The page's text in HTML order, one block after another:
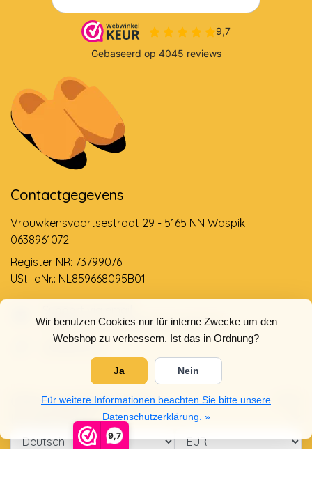
9,7
Wir benutzen Cookies nur für interne Zwecke um den
Webshop zu verbessern. Ist das in Ordnung?
Ja Nein
Für weitere Informationen beachten Sie bitte unsere
Datenschutzerklärung. »
Contactgegevens
Vrouwkensvaartsestraat 29 - 5165 NN Waspik
0638961072
Register NR: 73799076
USt-IdNr.: NL859668095B01
info@dehollandseklompenwinkel.nl
0638961072
ÖffnungszeitenSocials
Kundendienst